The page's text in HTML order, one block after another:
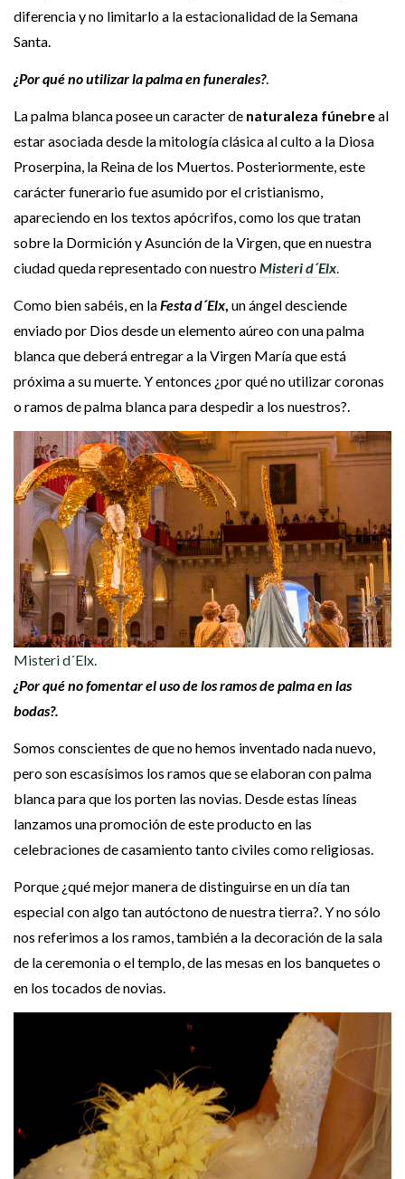
diferencia y no limitarlo a la estacionalidad de la Semana
Santa.
¿Por qué no utilizar la palma en funerales?.
La palma blanca posee un caracter de naturaleza fúnebreal
estar asociada desde la mitología clásica al culto a la Diosa
Proserpina, la Reina de los Muertos. Posteriormente, este
carácter funerario fue asumido por el cristianismo,
apareciendo en los textos apócrifos, como los que tratan
sobre la Dormición y Asunción de la Virgen, que en nuestra
ciudad queda representado con nuestroMisteri d´Elx.
Como bien sabéis, en laFesta d´Elx, un ángel desciende
enviado por Dios desde un elemento aúreo con una palma
blanca que deberá entregar a la Virgen María que está
próxima a su muerte. Y entonces ¿por qué no utilizar coronas
o ramos de palma blanca para despedir a los nuestros?.
Misteri d´Elx.
¿Por qué no fomentar el uso de los ramos de palma en las
bodas?.
Somos conscientes de que no hemos inventado nada nuevo,
pero son escasísimos los ramos que se elaboran con palma
blanca para que los porten las novias. Desde estas líneas
lanzamos una promoción de este producto en las
celebraciones de casamiento tanto civiles como religiosas.
Porque ¿qué mejor manera de distinguirse en un día tan
especial con algo tan autóctono de nuestra tierra?. Y no sólo
nos referimos a los ramos, también a la decoración de la sala
de la ceremonia o el templo, de las mesas en los banquetes o
en los tocados de novias.